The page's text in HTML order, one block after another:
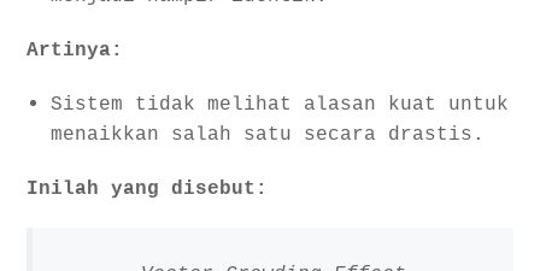
Artinya:
Sistem tidak melihat alasan kuat untuk
menaikkan salah satu secara drastis.
Inilah yang disebut: